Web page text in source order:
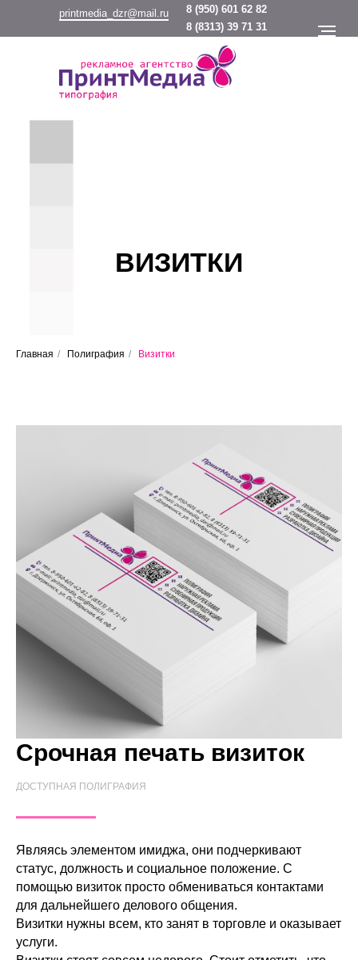
8 (950) 601 62 82
printmedia_dzr@mail.ru
8 (8313) 39 71 31
ВИЗИТКИ
Главная / Полиграфия / Визитки
Срочная печать визиток
ДОСТУПНАЯ ПОЛИГРАФИЯ
Являясь элементом имиджа, они подчеркивают
статус, должность и социальное положение. С
помощью визиток просто обмениваться контактами
для дальнейшего делового общения.
Визитки нужны всем, кто занят в торговле и оказывает
услуги.